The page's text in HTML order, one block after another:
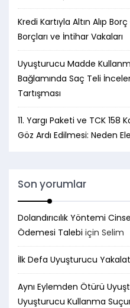
Kredi Kartıyla Altın Alıp
Borçları ve İntihar Vakaları
Uyuşturucu Madde
Bağlamında Saç Teli
Tartışması
11. Yargı Paketi ve TCK 158
Göz Ardı Edilmesi: Neden
Son yorumlar
Dolandırıcılık Yöntemi
Ödemesi Talebi için Selim
İlk Defa Uyuşturucu
Aynı Eylemden Ötürü
Uyuşturucu Kullanma